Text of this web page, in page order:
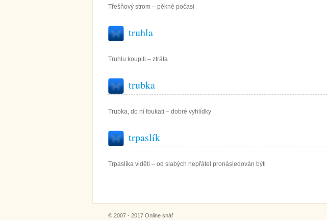
Třešňový strom – pěkné počasí
truhla
Truhlu koupiti – ztráta
trubka
Trubka, do ní foukati – dobré vyhlídky
trpaslík
Trpaslíka viděti – od slabých nepřátel pronásledován býti
© 2007 - 2017 Online snář